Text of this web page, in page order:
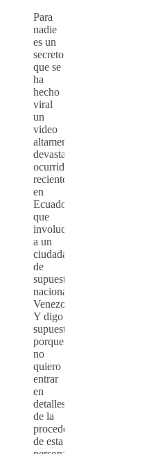
Para
nadie
es un
secreto
que se
ha
hecho
viral
un
video
altamente
devastador,
ocurrido
recientemente
en
Ecuador
que
involucra
a un
ciudadano
de
supuesta
nacionalidad
Venezolana.
Y digo
supuesta,
porque
no
quiero
entrar
en
detalles
de la
procedencia
de esta